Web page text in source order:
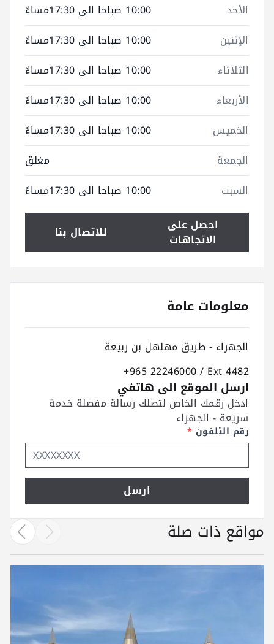
الأحد
10:00 صباحا الى 17:30مساءً
الإثنين
10:00 صباحا الى 17:30مساءً
الثلاثاء
10:00 صباحا الى 17:30مساءً
الأربعاء
10:00 صباحا الى 17:30مساءً
الخميس
10:00 صباحا الى 17:30مساءً
الجمعة
مغلق
السبت
10:00 صباحا الى 17:30مساءً
احصل على
الاتجاهات للاتصال بنا
معلومات عامة
الجهراء - طريق مهلهل بن ربيعة
+965 22246000 / Ext 4482
ارسل الموقع الى هاتفي
ادخل رقمك الخاص لتصلك رسالة مفصلة خدمة
سريعة - الجهراء
رقم التلفون *
ارسل
مواقع ذات صلة